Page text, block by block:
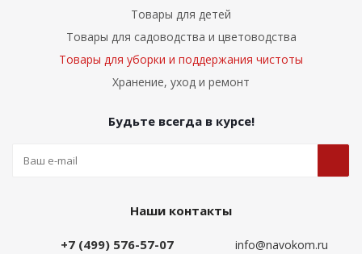
Товары для детей
Товары для садоводства и цветоводства
Товары для уборки и поддержания чистоты
Хранение, уход и ремонт
Будьте всегда в курсе!
Наши контакты
+7 (499) 576-57-07
info@navokom.ru